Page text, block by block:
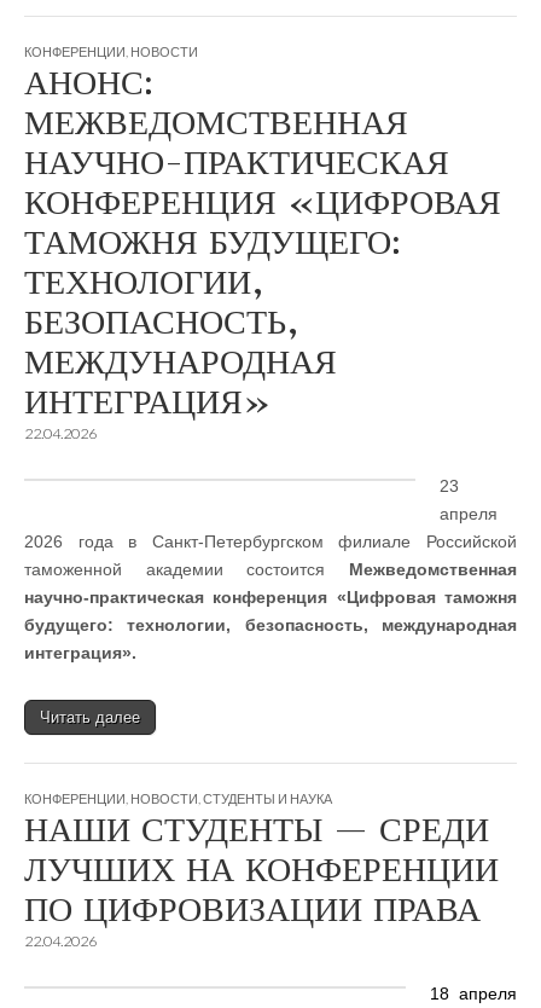
КОНФЕРЕНЦИИ НОВОСТИ
АНОНС:
МЕЖВЕДОМСТВЕННАЯ
НАУЧНО-ПРАКТИЧЕСКАЯ
КОНФЕРЕНЦИЯ «ЦИФРОВАЯ
ТАМОЖНЯ БУДУЩЕГО:
ТЕХНОЛОГИИ,
БЕЗОПАСНОСТЬ,
МЕЖДУНАРОДНАЯ
ИНТЕГРАЦИЯ»
22.04.2026
23
апреля
2026 года в Санкт-Петербургском филиале Российской
таможенной академии состоится Межведомственная
научно-практическая конференция «Цифровая таможня
будущего: технологии, безопасность, международная
интеграция».
Читать далее
КОНФЕРЕНЦИИ НОВОСТИ СТУДЕНТЫ И НАУКА
НАШИ СТУДЕНТЫ — СРЕДИ
ЛУЧШИХ НА КОНФЕРЕНЦИИ
ПО ЦИФРОВИЗАЦИИ ПРАВА
22.04.2026
18 апреля